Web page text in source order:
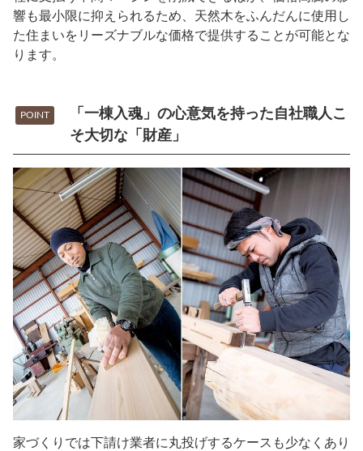
響も最小限に抑えられるため、天然木をふんだんに使用し
た住まいをリーズナブルな価格で提供することが可能とな
ります。
POINT
「一棟入魂」の心意気を持った自社職人こ
そ大切な「財産」
家づくりでは下請け業者に丸投げするケースも少なくあり